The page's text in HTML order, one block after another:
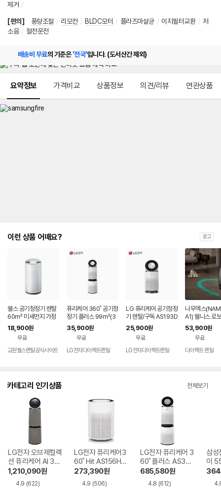
제거 /
[편의] 풍량조절 / 리모컨 / BLDC모터 / 플라즈마살균 / 이지필터교환 / 저
소음 / 절전운전
배송비 무료의 기준은'전국'입니다. (도서산간 제외)
요약정보 가격비교 상품정보 의견/리뷰 연관상품
이런 상품 어때요? 광고
웰스 공기청정기 렌탈
60㎡ 미세먼지 가정
용 회사 사무실 학원 병
원 미세먼지 토네이도
360도 AR318 셀프관
리 60개월약정
18,900원
무료
교원웰스렌탈공식사이트
퓨리케어 360˚ 공기청
정기 플러스 99㎡(3
0평) 렌탈 AS303DW
FAM 렌탈 셀프관리 7
2개월약정
35,900원
무료
LG전자다이렉트렌탈
LG 퓨리케어 공기청정
기 렌탈/구독 AS193D
WFAM 케어솔루션 플
러스 가정용 거실 360
도 62㎡(19평) 셀프
관리 72개월약정
25,900원
무료
LG전자다이렉트렌탈
나무엑스
A1) 웰니스 로
에어센서 바이
66.0㎡ 72개
관리없음 SK
공기청정기 렌
53,900원
무료
다이렉트 렌탈
카테고리 인기상품 전체보기
LG전자 오브제컬렉
션 퓨리케어 AI 36
0˚ M7 AS356NS
MA
1,210,090원
4.9 (622)
LG전자 퓨리케어3
60˚ Hit AS156HW
WC
273,390원
4.9 (506)
LG전자 퓨리케어 3
60˚ 플러스 AS305
DWWA
685,580원
4.8 (612)
삼성
이